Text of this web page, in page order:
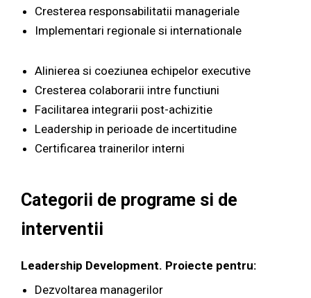
Cresterea responsabilitatii manageriale
Implementari regionale si internationale
Alinierea si coeziunea echipelor executive
Cresterea colaborarii intre functiuni
Facilitarea integrarii post-achizitie
Leadership in perioade de incertitudine
Certificarea trainerilor interni
Categorii de programe si de
interventii
Leadership Development. Proiecte pentru:
Dezvoltarea managerilor